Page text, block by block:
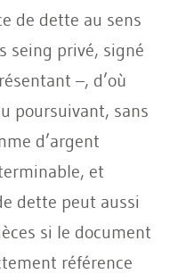
de dette au sens
seing privé, signé
–, d’où
poursuivant, sans
d’argent
et
dette peut aussi
si le document
référence